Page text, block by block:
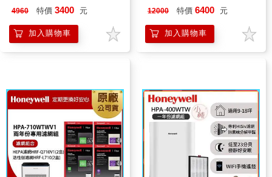
盒★適用
4960 特價 3400 元
加入購物車
用濾網組(HEPA濾網HRF-
濾網HRF-L720 x2盒)
12000 特價 6400 元
加入購物車